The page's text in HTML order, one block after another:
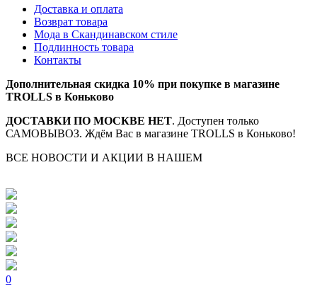
Доставка и оплата
Возврат товара
Мода в Скандинавском стиле
Подлинность товара
Контакты
Дополнительная скидка 10% при покупке в магазине
TROLLS в Коньково
ДОСТАВКИ ПО МОСКВЕ НЕТ. Доступен только
САМОВЫВОЗ. Ждём Вас в магазине TROLLS в Коньково!
ВСЕ НОВОСТИ И АКЦИИ В НАШЕМ
0